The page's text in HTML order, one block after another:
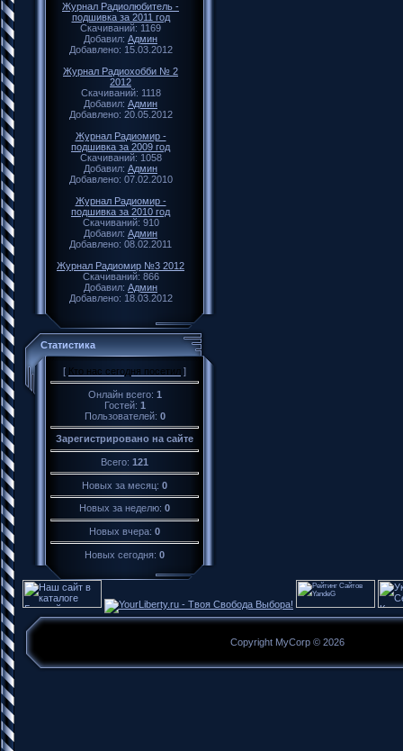
Журнал Радиолюбитель -
подшивка за 2011 год
Скачиваний: 1169
Добавил: Админ
Добавлено: 15.03.2012
Журнал Радиохобби № 2
2012
Скачиваний: 1118
Добавил: Админ
Добавлено: 20.05.2012
Журнал Радиомир -
подшивка за 2009 год
Скачиваний: 1058
Добавил: Админ
Добавлено: 07.02.2010
Журнал Радиомир -
подшивка за 2010 год
Скачиваний: 910
Добавил: Админ
Добавлено: 08.02.2011
Журнал Радиомир №3 2012
Скачиваний: 866
Добавил: Админ
Добавлено: 18.03.2012
Статистика
[ Кто нас сегодня посетил ]
Онлайн всего: 1
Гостей: 1
Пользователей: 0
Зарегистрировано на сайте
Всего: 121
Новых за месяц: 0
Новых за неделю: 0
Новых вчера: 0
Новых сегодня: 0
Copyright MyCorp © 2026